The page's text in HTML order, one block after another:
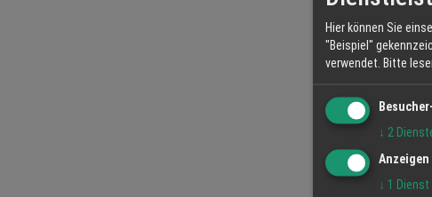
Hier können Sie
"Beispiel"
verwendet. Bitte
↓ 2
Anzeigen
↓ 1 Dienst